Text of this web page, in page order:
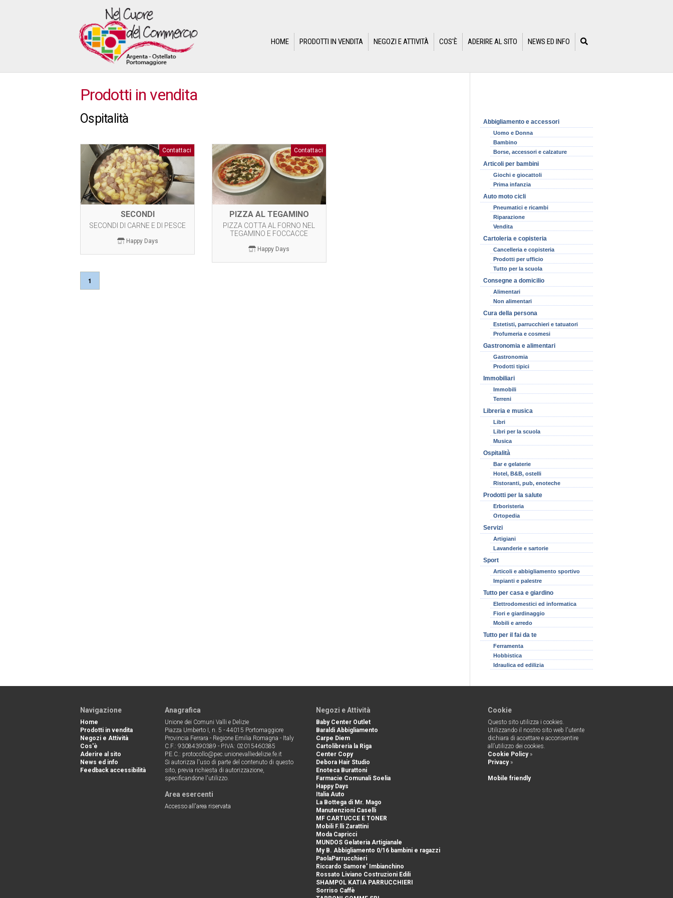
HOME PRODOTTI IN VENDITA NEGOZI E ATTIVITÀ COS'È ADERIRE AL SITO NEWS ED INFO
Prodotti in vendita
Ospitalità
SECONDI
SECONDI DI CARNE E DI PESCE
Happy Days
Contattaci
PIZZA AL TEGAMINO
PIZZA COTTA AL FORNO NEL
TEGAMINO E FOCCACCE
Happy Days
Contattaci
1
Abbigliamento e accessori
Uomo e Donna
Bambino
Borse, accessori e calzature
Articoli per bambini
Giochi e giocattoli
Prima infanzia
Auto moto cicli
Pneumatici e ricambi
Riparazione
Vendita
Cartoleria e copisteria
Cancelleria e copisteria
Prodotti per ufficio
Tutto per la scuola
Consegne a domicilio
Alimentari
Non alimentari
Cura della persona
Estetisti, parrucchieri e tatuatori
Profumeria e cosmesi
Gastronomia e alimentari
Gastronomia
Prodotti tipici
Immobiliari
Immobili
Terreni
Libreria e musica
Libri
Libri per la scuola
Musica
Ospitalità
Bar e gelaterie
Hotel, B&B, ostelli
Ristoranti, pub, enoteche
Prodotti per la salute
Erboristeria
Ortopedia
Servizi
Artigiani
Lavanderie e sartorie
Sport
Articoli e abbigliamento sportivo
Impianti e palestre
Tutto per casa e giardino
Elettrodomestici ed informatica
Fiori e giardinaggio
Mobili e arredo
Tutto per il fai da te
Ferramenta
Hobbistica
Idraulica ed edilizia
Navigazione
Home
Prodotti in vendita
Negozi e Attività
Cos'è
Aderire al sito
News ed info
Feedback accessibilità
Anagrafica
Unione dei Comuni Valli e Delizie
Piazza Umberto I, n. 5 - 44015 Portomaggiore
Provincia Ferrara - Regione Emilia Romagna - Italy
C.F.: 93084390389 - P.IVA: 02015460385
P.E.C.: protocollo@pec.unionevalliedelizie.fe.it
Si autorizza l'uso di parte del contenuto di questo
sito, previa richiesta di autorizzazione,
specificandone l'utilizzo.
Area esercenti
Accesso all'area riservata
Negozi e Attività
Baby Center Outlet
Baraldi Abbigliamento
Carpe Diem
Cartolibreria la Riga
Center Copy
Debora Hair Studio
Enoteca Burattoni
Farmacie Comunali Soelia
Happy Days
Italia Auto
La Bottega di Mr. Mago
Manutenzioni Caselli
MF CARTUCCE E TONER
Mobili F.lli Zarattini
Moda Capricci
MUNDOS Gelateria Artigianale
My B. Abbigliamento 0/16 bambini e ragazzi
PaolaParrucchieri
Riccardo Samore' Imbianchino
Rossato Liviano Costruzioni Edili
SHAMPOL KATIA PARRUCCHIERI
Sorriso Caffè
Cookie
Questo sito utilizza i cookies.
Utilizzando il nostro sito web l'utente
dichiara di accettare e acconsentire
all’utilizzo dei cookies.
Cookie Policy»
Privacy»
Mobile friendly